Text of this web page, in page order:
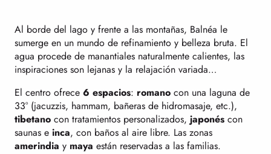
Al borde del lago y frente a las montañas, Balnéa le
sumerge en un mundo de refinamiento y belleza bruta. El
agua procede de manantiales naturalmente calientes, las
inspiraciones son lejanas y la relajación variada…
El centro ofrece 6 espacios: romano con una laguna de
33° (jacuzzis, hammam, bañeras de hidromasaje, etc.),
tibetano con tratamientos personalizados, japonés con
saunas e inca, con baños al aire libre. Las zonas
amerindia y maya están reservadas a las familias.